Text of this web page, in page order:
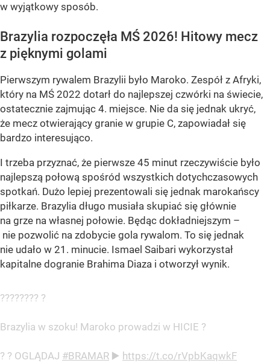
w wyjątkowy sposób.
Brazylia rozpoczęła MŚ 2026! Hitowy mecz
z pięknymi golami
Pierwszym rywalem Brazylii było Maroko. Zespół z Afryki,
który na MŚ 2022 dotarł do najlepszej czwórki na świecie,
ostatecznie zajmując 4. miejsce. Nie da się jednak ukryć,
że mecz otwierający granie w grupie C, zapowiadał się
bardzo interesująco.
I trzeba przyznać, że pierwsze 45 minut rzeczywiście było
najlepszą połową spośród wszystkich dotychczasowych
spotkań. Dużo lepiej prezentowali się jednak marokańscy
piłkarze. Brazylia długo musiała skupiać się głównie
na grze na własnej połowie. Będąc dokładniejszym –
nie pozwolić na zdobycie gola rywalom. To się jednak
nie udało w 21. minucie. Ismael Saibari wykorzystał
kapitalne dogranie Brahima Diaza i otworzył wynik.
???????? ?
Brazylia w szoku! Maroko prowadzi w HICIE ?
? ? OGLĄDAJ #BRAMAR ▶️ https://t.co/rVpbKaqwkF